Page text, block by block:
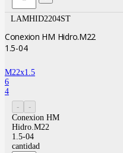
LAMHID2204ST
Conexion HM Hidro.M22
1.5-04
M22x1.5
6
4
Conexion HM
Hidro.M22
1.5-04
cantidad